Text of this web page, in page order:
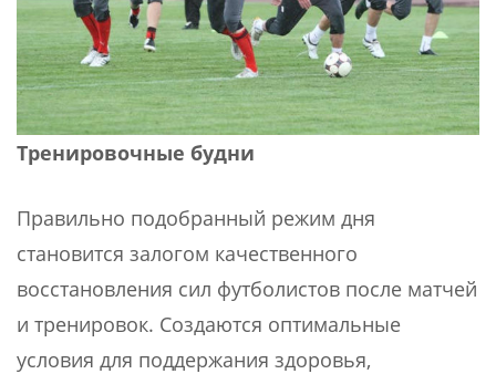
Тренировочные будни
Правильно подобранный режим дня
становится залогом качественного
восстановления сил футболистов после матчей
и тренировок. Создаются оптимальные
условия для поддержания здоровья,